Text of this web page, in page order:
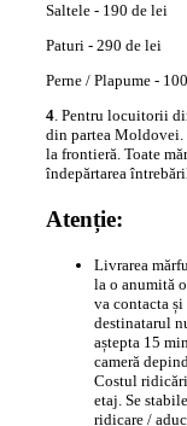
Saltele - 190 de lei
Paturi - 290 de lei
Perne / Plapume -
4. Pentru locuitorii
din partea Moldovei.
la frontieră. Toate
îndepărtarea
Atenție:
Livrarea
la o anumită
va contacta
destinatarul
aștepta 15
cameră
Costul
etaj. Se
ridicare /